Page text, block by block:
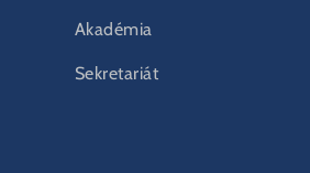
Akadémia
Sekretariát